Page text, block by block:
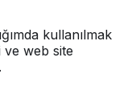
kullanılmak
ve web site